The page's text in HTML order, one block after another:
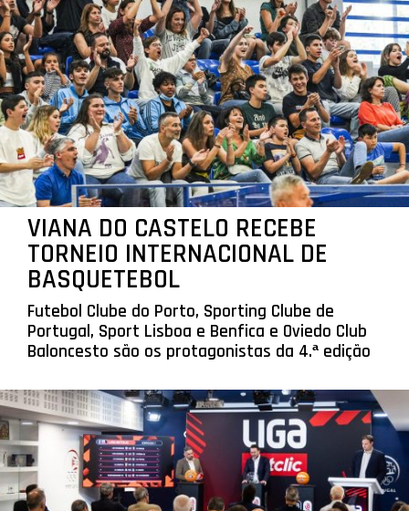
VIANA DO CASTELO RECEBE
TORNEIO INTERNACIONAL DE
BASQUETEBOL
Futebol Clube do Porto, Sporting Clube de
Portugal, Sport Lisboa e Benfica e Oviedo Club
Baloncesto são os protagonistas da 4.ª edição